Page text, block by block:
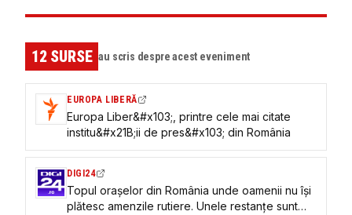
12SURSE au scris despre acest eveniment
EUROPA LIBERĂ
Europa Liber&#x103;, printre cele mai citate
institu&#x21B;ii de pres&#x103; din România
DIGI24
Topul orașelor din România unde oamenii nu își
plătesc amenzile rutiere. Unele restanțe sunt